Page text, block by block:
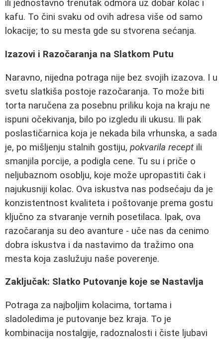
ili jednostavno trenutak odmora uz dobar kolac i
kafu. To čini svaku od ovih adresa više od samo
lokacije; to su mesta gde su stvorena sećanja.
Izazovi i Razočaranja na Slatkom Putu
Naravno, nijedna potraga nije bez svojih izazova. I u
svetu slatkiša postoje razočaranja. To može biti
torta naručena za posebnu priliku koja na kraju ne
ispuni očekivanja, bilo po izgledu ili ukusu. Ili pak
poslastičarnica koja je nekada bila vrhunska, a sada
je, po mišljenju stalnih gostiju, pokvarila recept ili
smanjila porcije, a podigla cene. Tu su i priče o
neljubaznom osoblju, koje može upropastiti čak i
najukusniji kolac. Ova iskustva nas podsećaju da je
konzistentnost kvaliteta i poštovanje prema gostu
ključno za stvaranje vernih posetilaca. Ipak, ova
razočaranja su deo avanture - uče nas da cenimo
dobra iskustva i da nastavimo da tražimo ona
mesta koja zaslužuju naše poverenje.
Zaključak: Slatko Putovanje koje se Nastavlja
Potraga za najboljim kolacima, tortama i
sladoledima je putovanje bez kraja. To je
kombinacija nostalgije, radoznalosti i čiste ljubavi